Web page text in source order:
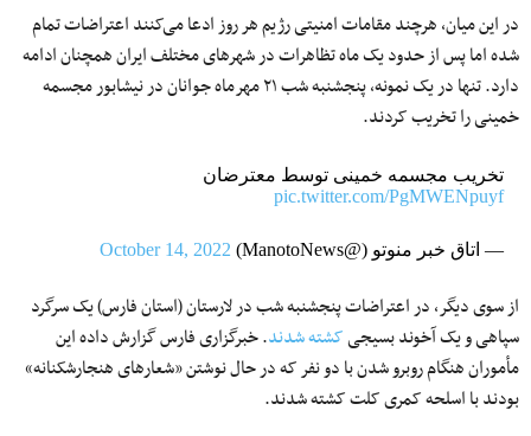
در این میان، هرچند مقامات امنیتی رژیم هر روز ادعا می‌کنند اعتراضات تمام
شده اما پس از حدود یک ماه تظاهرات در شهرهای مختلف ایران همچنان ادامه
دارد. تنها در یک نمونه، پنجشنبه شب ۲۱ مهرماه جوانان در نیشابور مجسمه
خمینی را تخریب کردند.
تخریب مجسمه خمینی توسط معترضان
pic.twitter.com/PgMWENpuyf
— اتاق خبر منوتو (@ManotoNews) October 14, 2022
از سوی دیگر، در اعتراضات پنجشنبه شب در لارستان (استان فارس) یک سرگرد
سپاهی و یک آخوند بسیجیکشته شدند. خبرگزاری فارس گزارش داده این
مأموران هنگام روبرو شدن با دو نفر که در حال نوشتن «شعارهای هنجارشکنانه»
بودند با اسلحه کمری کلت کشته شدند.